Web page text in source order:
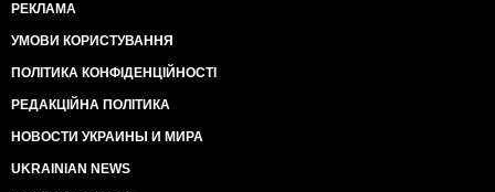
РЕКЛАМА
УМОВИ КОРИСТУВАННЯ
ПОЛІТИКА КОНФІДЕНЦІЙНОСТІ
РЕДАКЦІЙНА ПОЛІТИКА
НОВОСТИ УКРАИНЫ И МИРА
UKRAINIAN NEWS